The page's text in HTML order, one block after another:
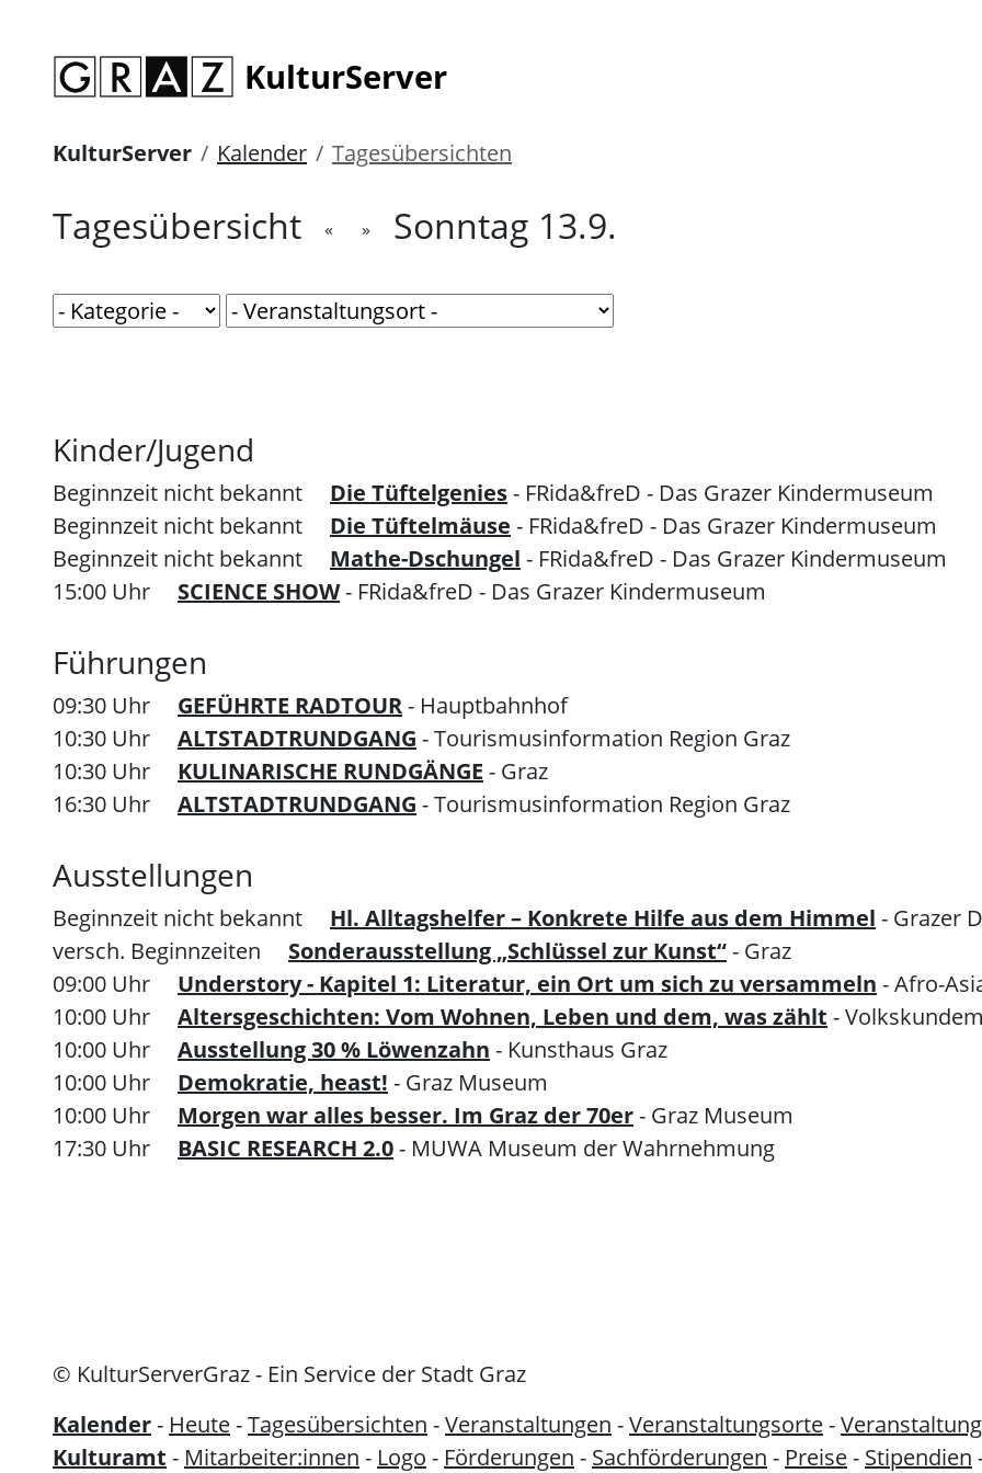
KulturServer
KulturServer Kalender Tagesübersichten
Tagesübersicht « » Sonntag 13.9.
Kinder/Jugend
Beginnzeit nicht bekannt Die Tüftelgenies- FRida&freD - Das Grazer Kindermuseum
Beginnzeit nicht bekannt
Die Tüftelmäuse - FRida&freD - Das Grazer Kindermuseum
Beginnzeit nicht bekannt
Mathe-Dschungel - FRida&freD - Das Grazer Kindermuseum
15:00 Uhr
SCIENCE SHOW- FRida&freD - Das Grazer Kindermuseum
Führungen
09:30 Uhr GEFÜHRTE RADTOUR- Hauptbahnhof
10:30 Uhr
ALTSTADTRUNDGANG - Tourismusinformation Region Graz
10:30 Uhr
KULINARISCHE RUNDGÄNGE - Graz
16:30 Uhr
ALTSTADTRUNDGANG - Tourismusinformation Region Graz
Ausstellungen
Beginnzeit nicht bekannt Hl. Alltagshelfer – Konkrete Hilfe aus dem Himmel - Grazer
versch. Beginnzeiten
Sonderausstellung „Schlüssel zur Kunst“- Graz
09:00 Uhr
Understory - Kapitel 1: Literatur, ein Ort um sich zu versammeln - Afro-
10:00 Uhr
Altersgeschichten: Vom Wohnen, Leben und dem, was zählt -
10:00 Uhr
Ausstellung 30 % Löwenzahn - Kunsthaus Graz
10:00 Uhr
Demokratie, heast! - Graz Museum
10:00 Uhr
Morgen war alles besser. Im Graz der 70er- Graz Museum
17:30 Uhr
BASIC RESEARCH 2.0- MUWA Museum der Wahrnehmung
© KulturServerGraz - Ein Service der Stadt Graz
Kalender- Heute-Tagesübersichten -Veranstaltungen -Veranstaltungsorte-
Kulturamt - Mitarbeiter:innen - Logo - Förderungen - Sachförderungen - Preise- Stipendien